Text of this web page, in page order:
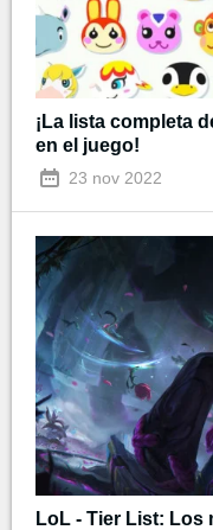
¡La lista completa
en el juego!
23 nov 2022
LoL - Tier List: Los